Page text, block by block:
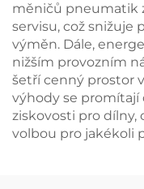
měničů pneumatik
servisu, což snižuje
výměn. Dále,
nižším provozním
šetří cenný prostor
výhody se promítají
ziskovosti pro
volbou pro jakékoli